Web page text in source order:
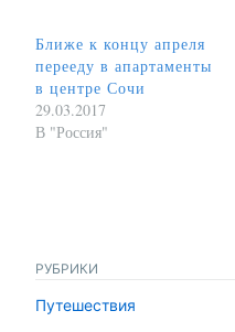
Ближе к концу апреля
перееду в апартаменты
в центре Сочи
29.03.2017
В "Россия"
РУБРИКИ
Путешествия